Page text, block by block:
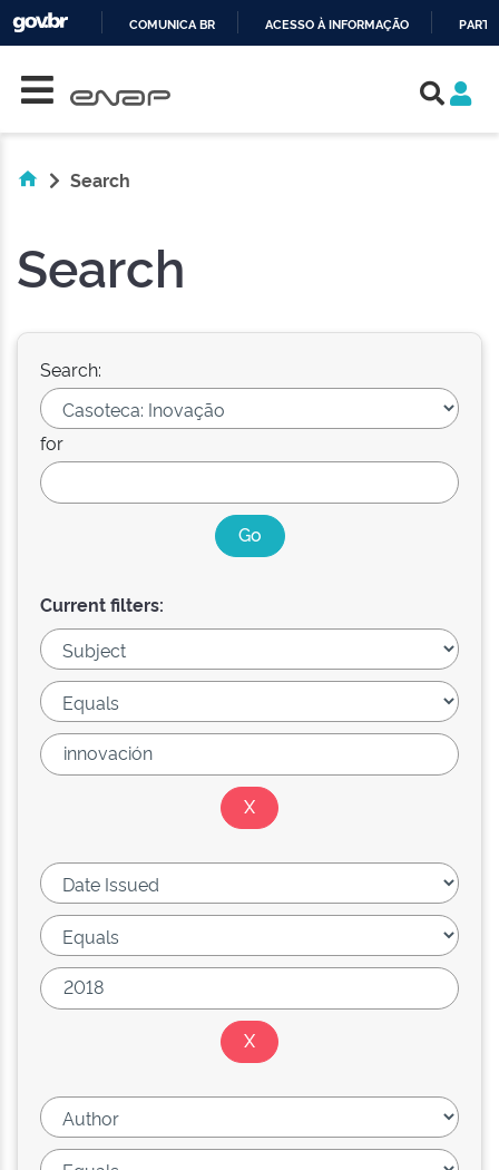
COMUNICA BR ACESSO À INFORMAÇÃO
Search
Search
Search:
for
Current filters: